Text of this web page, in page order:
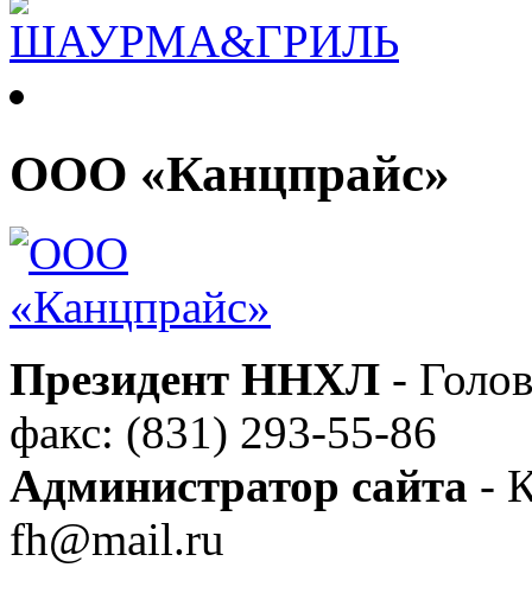
ООО «Канцпрайс»
Президент ННХЛ -
факс: (831) 293-55-86
Администратор сайта -
fh@mail.ru